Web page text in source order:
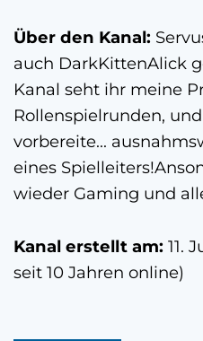
Über den Kanal:
auch DarkKittenAlick
Kanal seht ihr meine
Rollenspielrunden,
vorbereite...
eines
wieder Gaming und
Kanal erstellt am: 11.
seit 10 Jahren online)